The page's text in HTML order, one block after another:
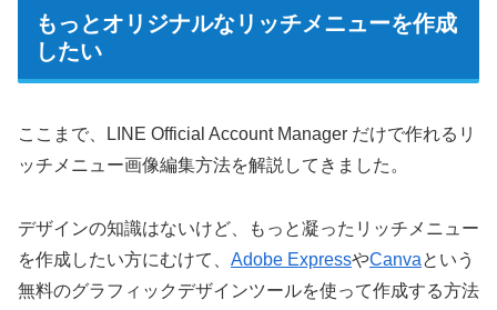
もっとオリジナルなリッチメニューを作成
したい
ここまで、LINE Official Account Manager だけで作れるリ
ッチメニュー画像編集方法を解説してきました。
デザインの知識はないけど、もっと凝ったリッチメニュー
を作成したい方にむけて、 Adobe ExpressやCanvaという
無料のグラフィックデザインツールを使って作成する方法